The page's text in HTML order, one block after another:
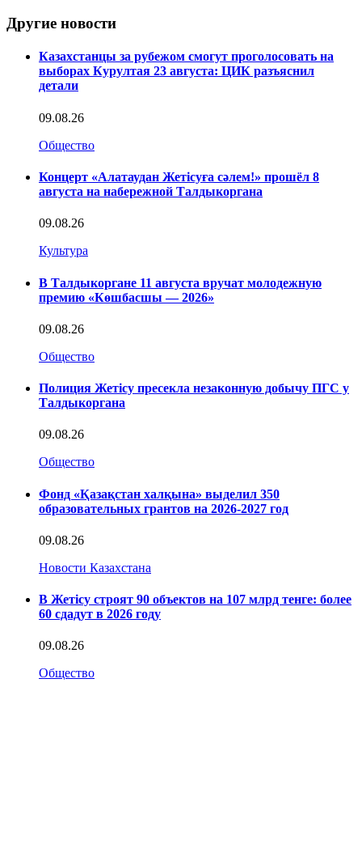
Другие новости
Казахстанцы за рубежом смогут проголосовать на
выборах Курултая 23 августа: ЦИК разъяснил
детали
09.08.26
Общество
Концерт «Алатаудан Жетісуға сәлем!» прошёл 8
августа на набережной Талдыкоргана
09.08.26
Культура
В Талдыкоргане 11 августа вручат молодежную
премию «Көшбасшы — 2026»
09.08.26
Общество
Полиция Жетісу пресекла незаконную добычу ПГС у
Талдыкоргана
09.08.26
Общество
Фонд «Қазақстан халқына» выделил 350
образовательных грантов на 2026-2027 год
09.08.26
Новости Казахстана
В Жетісу строят 90 объектов на 107 млрд тенге: более
60 сдадут в 2026 году
09.08.26
Общество